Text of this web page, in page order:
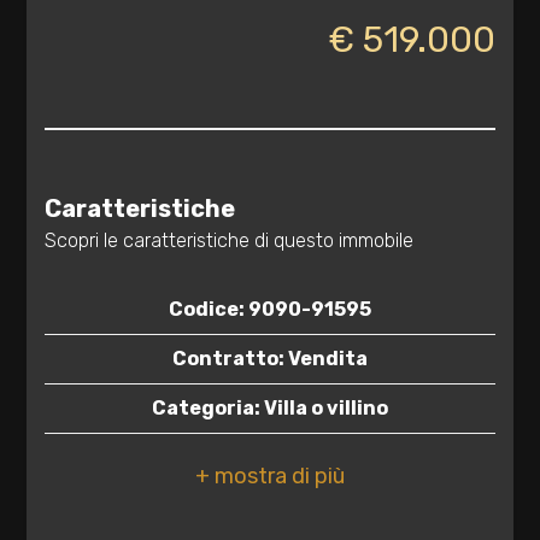
€ 519.000
Caratteristiche
Scopri le caratteristiche di questo immobile
Codice: 9090-91595
Contratto: Vendita
Categoria: Villa o villino
4
5+